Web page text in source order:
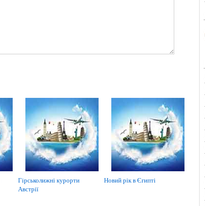
Гірськолижні курорти
Австрії
Новий рік в Єгипті